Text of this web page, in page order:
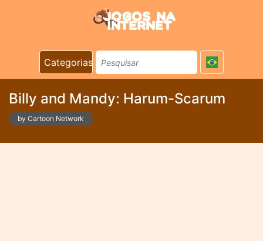
Categorias
Billy and Mandy: Harum-Scarum
by Cartoon Network